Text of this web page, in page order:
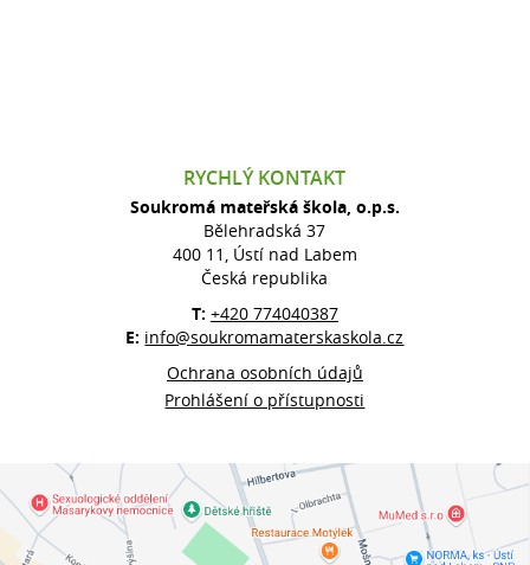
RYCHLÝ KONTAKT
Soukromá mateřská škola, o.p.s.
Bělehradská 37
400 11, Ústí nad Labem
Česká republika
T: +420 774040387
E: info@soukromamaterskaskola.cz
Ochrana osobních údajů
Prohlášení o přístupnosti